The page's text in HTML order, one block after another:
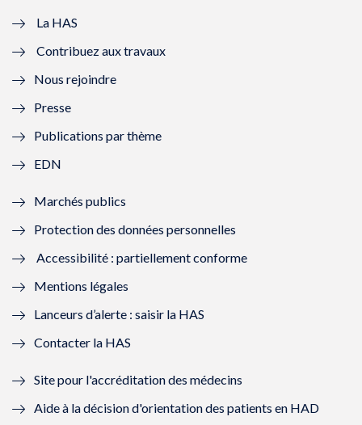
l
l
f
n
ê
t
r
e
)
e
e
n
ê
r
)
ê
t
e
ê
)
La HAS
Contribuez aux travaux
Nous rejoindre
Presse
Publications par thème
EDN
Marchés publics
Protection des données personnelles
Accessibilité : partiellement conforme
Mentions légales
Lanceurs d’alerte : saisir la HAS
Contacter la HAS
Site pour l'accréditation des médecins
Aide à la décision d'orientation des patients en HAD